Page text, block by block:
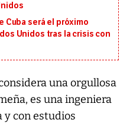
Cuba será el próximo
Unidos tras la crisis con
una orgullosa
es una ingeniera
con estudios